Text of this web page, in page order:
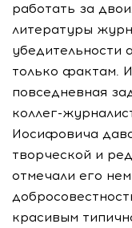
работать за
литературы
убедительности
только фактам.
повседневная
коллег-
Иосифовича
творческой и
отмечали его
красивым